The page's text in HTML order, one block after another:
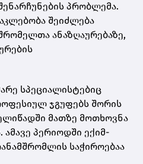
პრობლემა.
შეიძლება
ანაზღაურებაზე,
სპეციალისტებიც
ჯგუფებს შორის
მათზე მოთხოვნა
ამავე პერიოდში ექიმ-
საჭიროებაა